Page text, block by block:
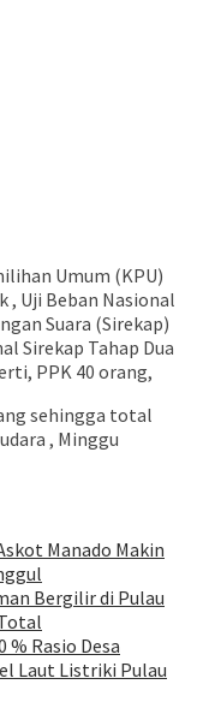
Umum (KPU)
Uji Beban Nasional
Suara (Sirekap)
Sirekap Tahap Dua
PPK 40 orang,
sehingga total
, Minggu
Manado Makin
Bergilir di Pulau
% Rasio Desa
Laut Listriki Pulau